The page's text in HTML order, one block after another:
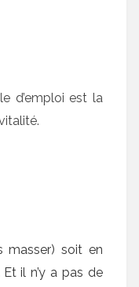
d’emploi est la
masser) soit en
il n’y a pas de